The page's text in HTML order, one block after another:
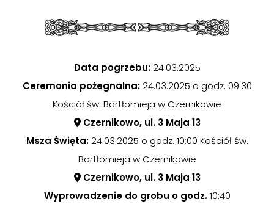
Data pogrzebu:24.03.2025
Ceremonia pożegnalna:24.03.2025 o godz. 09:30
Kościół św. Bartłomieja w Czernikowie
Czernikowo, ul. 3 Maja 13
Msza Święta:24.03.2025 o godz. 10:00 Kościół św.
Bartłomieja w Czernikowie
Czernikowo, ul. 3 Maja 13
Wyprowadzenie do grobu o godz.10:40